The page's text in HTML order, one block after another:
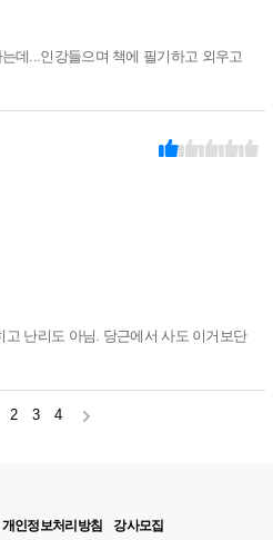
데...인강들으며 책에 필기하고 외우고
난리도 아님. 당근에서 사도 이거보단
2 3 4
개인정보처리방침 강사모집